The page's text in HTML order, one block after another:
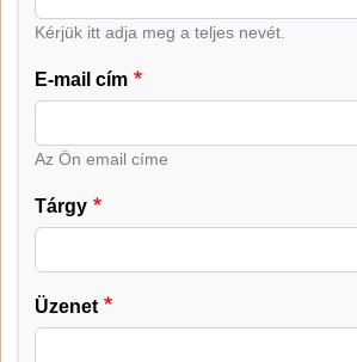
Kérjük itt adja meg a teljes nevét.
E-mail cím
Az Ön email címe
Tárgy
Üzenet